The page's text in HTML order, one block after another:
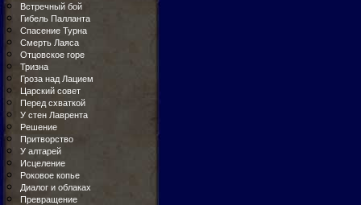
Встречный бой
Гибель Палланта
Спасение Турна
Смерть Лаяса
Отцовское горе
Тризна
Гроза над Лацием
Царский совет
Перед схваткой
У стен Лаврента
Решение
Притворство
У алтарей
Исцеление
Роковое копье
Диалог и облаках
Превращение